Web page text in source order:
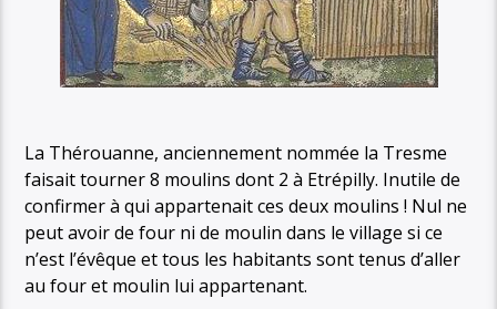
La Thérouanne, anciennement nommée la Tresme
faisait tourner 8 moulins dont 2 à Etrépilly. Inutile de
confirmer à qui appartenait ces deux moulins ! Nul ne
peut avoir de four ni de moulin dans le village si ce
n’est l’évêque et tous les habitants sont tenus d’aller
au four et moulin lui appartenant.